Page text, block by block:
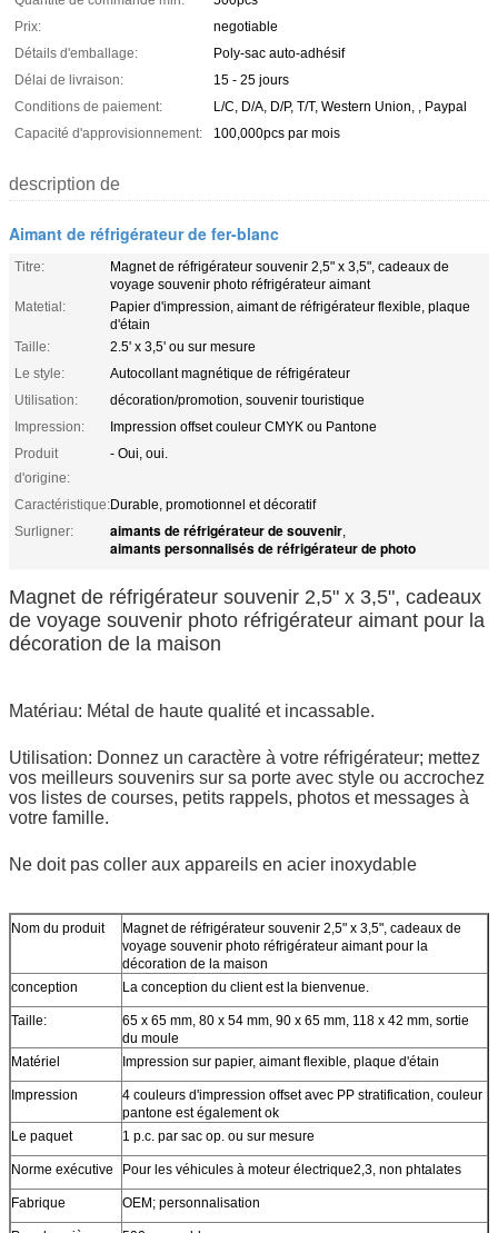
Prix:
negotiable
Détails d'emballage:
Poly-sac auto-adhésif
Délai de livraison:
15 - 25 jours
Conditions de paiement:
L/C, D/A, D/P, T/T, Western Union, , Paypal
Capacité d'approvisionnement:
100,000pcs par mois
description de
Aimant de réfrigérateur de fer-blanc
Titre:
Magnet de réfrigérateur souvenir 2,5" x 3,5", cadeaux de
voyage souvenir photo réfrigérateur aimant
Matetial:
Papier d'impression, aimant de réfrigérateur flexible, plaque
d'étain
Taille:
2.5' x 3,5' ou sur mesure
Le style:
Autocollant magnétique de réfrigérateur
Utilisation:
décoration/promotion, souvenir touristique
Impression:
Impression offset couleur CMYK ou Pantone
Produit
d'origine:
- Oui, oui.
Caractéristique:Durable, promotionnel et décoratif
Surligner:
aimants de réfrigérateur de souvenir,
aimants personnalisés de réfrigérateur de photo
Magnet de réfrigérateur souvenir 2,5" x 3,5", cadeaux
de voyage souvenir photo réfrigérateur aimant pour la
décoration de la maison
Matériau: Métal de haute qualité et incassable.
Utilisation: Donnez un caractère à votre réfrigérateur; mettez
vos meilleurs souvenirs sur sa porte avec style ou accrochez
vos listes de courses, petits rappels, photos et messages à
votre famille.
Ne doit pas coller aux appareils en acier inoxydable
Nom du produit
Magnet de réfrigérateur souvenir 2,5" x 3,5", cadeaux de
voyage souvenir photo réfrigérateur aimant pour la
décoration de la maison
conception
La conception du client est la bienvenue.
Taille:
65 x 65 mm, 80 x 54 mm, 90 x 65 mm, 118 x 42 mm, sortie
du moule
Matériel
Impression sur papier, aimant flexible, plaque d'étain
Impression
4 couleurs d'impression offset avec PP stratification, couleur
pantone est également ok
Le paquet
1 p.c. par sac op. ou sur mesure
Norme exécutive Pour les véhicules à moteur électrique2,3, non phtalates
Fabrique OEM; personnalisation